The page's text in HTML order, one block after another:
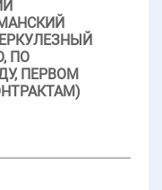
ПО
ПЕРВОМ